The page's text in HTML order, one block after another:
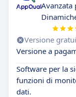
Avanzata
Versione
Versione a
Software per la
funzioni di
dati.